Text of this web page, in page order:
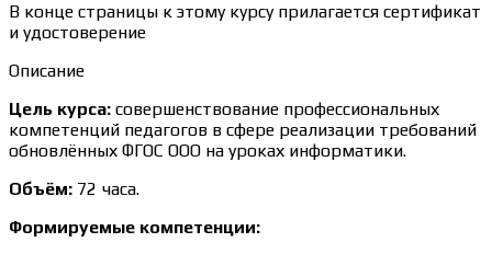
В конце страницы к этому курсу прилагается сертификат
и удостоверение
Описание
Цель курса: совершенствование профессиональных
компетенций педагогов в сфере реализации требований
обновлённых ФГОС ООО на уроках информатики.
Объём: 72 часа.
Формируемые компетенции: